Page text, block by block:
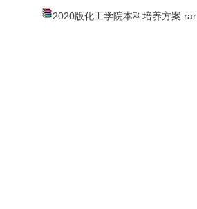
2020版化工学院本科培养方案.rar